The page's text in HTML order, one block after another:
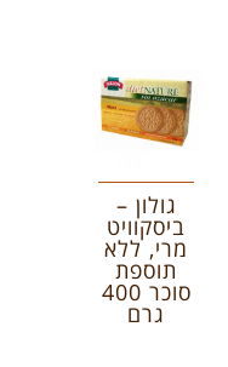
גולון –
ביסקוויט
מרי, ללא
תוספת
סוכר 400
גרם